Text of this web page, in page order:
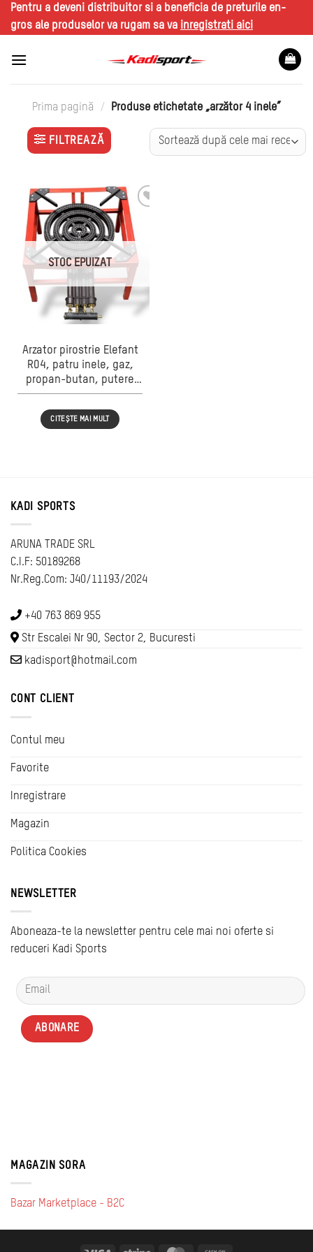
SkipPentru a deveni distribuitor si a beneficia de preturile en-
gros ale produselor va rugam sa va inregistrati aici
Prima pagină / Produse etichetate „arzător 4 inele”
FILTREAZĂ
STOC EPUIZAT
Arzator pirostrie Elefant
R04, patru inele, gaz,
propan-butan, putere
20.8 kW, 4 arzatoare
CITEȘTE MAI MULT
KADI SPORTS
ARUNA TRADE SRL
C.I.F: 50189268
Nr.Reg.Com: J40/11193/2024
+40 763 869 955
Str Escalei Nr 90, Sector 2, Bucuresti
kadisport@hotmail.com
CONT CLIENT
Contul meu
Favorite
Inregistrare
Magazin
Politica Cookies
NEWSLETTER
Aboneaza-te la newsletter pentru cele mai noi oferte si
reduceri Kadi Sports
MAGAZIN SORA
Bazar Marketplace - B2C